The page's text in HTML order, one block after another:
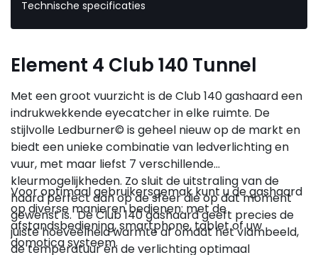
Technische specificaties
Element 4 Club 140 Tunnel
Met een groot vuurzicht is de Club 140 gashaard een
indrukwekkende eyecatcher in elke ruimte. De
stijlvolle Ledburner© is geheel nieuw op de markt en
biedt een unieke combinatie van ledverlichting en
vuur, met maar liefst 7 verschillende
kleurmogelijkheden. Zo sluit de uitstraling van de
haard perfect aan op de sfeer die op dat moment
gewenst is. De Club 140 gashaard geeft precies de
juiste hoeveelheid warmte af omdat het vlambeeld,
de temperatuur én de verlichting optimaal
Voor optimaal gebruikersgemak kunt u de gashaard
op diverse manieren bedienen: met de
afstandsbediening, smartphone, tablet of uw
domotica systeem.